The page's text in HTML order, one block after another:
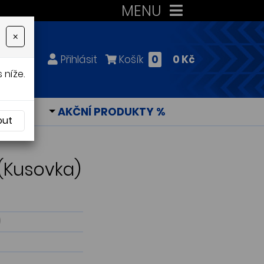
MENU
Přihlásit Košík 0 0 Kč
AKČNÍ PRODUKTY %
×
níže.